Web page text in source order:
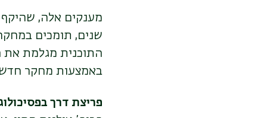
שנים, תומכים
התוכנית מגלמת את
באמצעות מחקר
פריצת דרך